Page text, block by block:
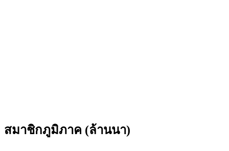
สมาชิกภูมิภาค (ล้านนา)